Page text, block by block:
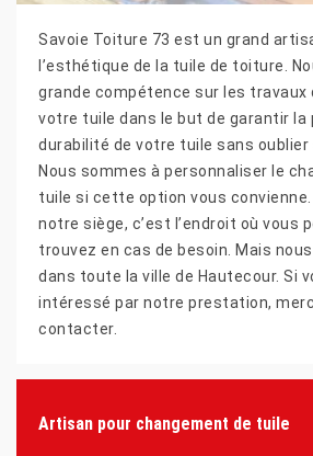
Savoie Toiture 73 est un grand
l’esthétique de la tuile de toiture.
grande compétence sur les travaux
votre tuile dans le but de garantir la
durabilité de votre tuile sans oublier
Nous sommes à personnaliser le
tuile si cette option vous
notre siège, c’est l’endroit où vous
trouvez en cas de besoin. Mais
dans toute la ville de Hautecour. Si
intéressé par notre prestation,
contacter.
Artisan pour changement de tuile